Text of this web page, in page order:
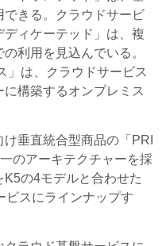
きる。クラウドサービ
ィケーテッド」は、複
利用を見込んでいる。
」は、クラウドサービス
構築するオンプレミス
垂直統合型商品の「PRI
のアーキテクチャーを採
の4モデルと合わせた
ビスにラインナップす